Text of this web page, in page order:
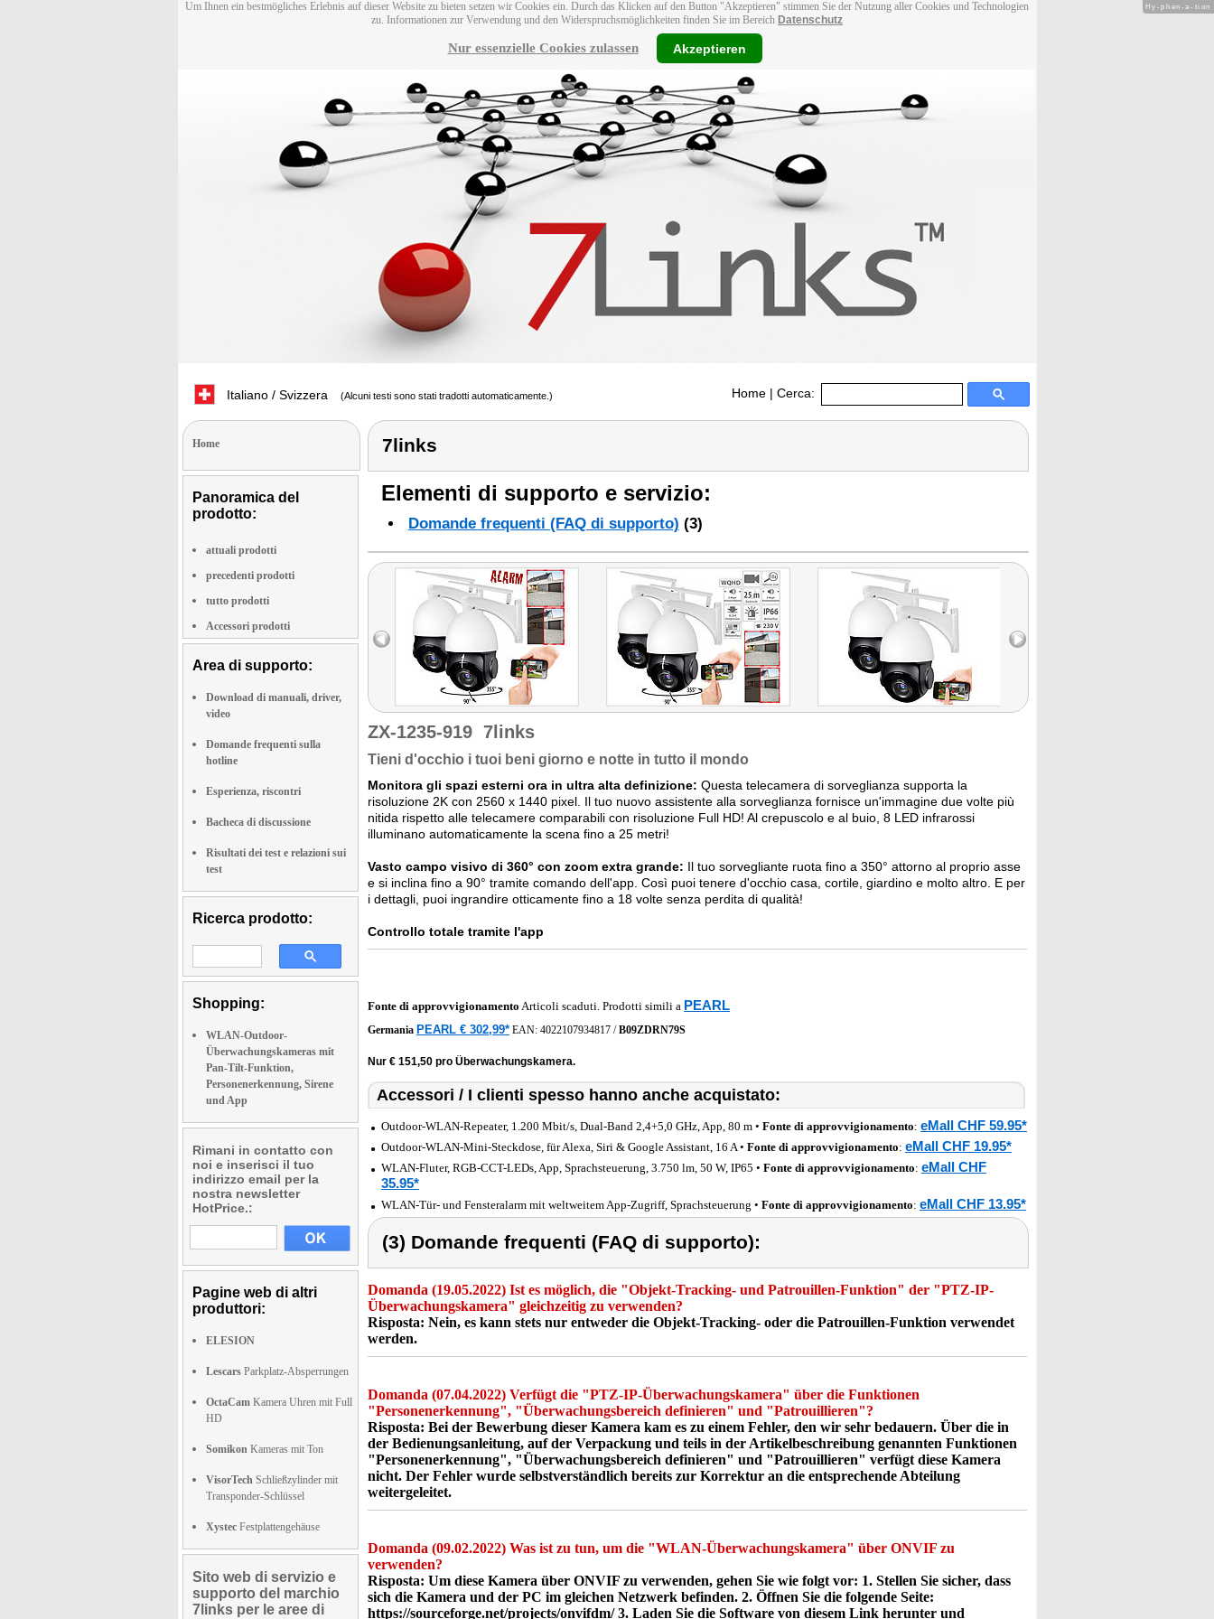
Um Ihnen ein bestmögliches Erlebnis auf dieser Website zu bieten setzen wir Cookies ein. Durch das Klicken auf den Button "Akzeptieren" stimmen Sie der Nutzung aller Cookies und Technologien
zu. Informationen zur Verwendung und den Widerspruchsmöglichkeiten finden Sie im Bereich Datenschutz
Nur essenzielle Cookies zulassen Akzeptieren
Italiano / Svizzera (Alcuni testi sono stati tradotti automaticamente.) Home | Cerca:
Home
Panoramica del
prodotto:
attuali prodotti
precedenti prodotti
tutto prodotti
Accessori prodotti
Area di supporto:
Download di manuali, driver,
video
Domande frequenti sulla
hotline
Esperienza, riscontri
Bacheca di discussione
Risultati dei test e relazioni sui
test
Ricerca prodotto:
Shopping:
WLAN-Outdoor-
Überwachungskameras mit
Pan-Tilt-Funktion,
Personenerkennung, Sirene
und App
Rimani in contatto con
noi e inserisci il tuo
indirizzo email per la
nostra newsletter
HotPrice.:
Pagine web di altri
produttori:
ELESION
Lescars Parkplatz-Absperrungen
OctaCam Kamera Uhren mit Full
HD
Somikon Kameras mit Ton
VisorTech Schließzylinder mit
Transponder-Schlüssel
Xystec Festplattengehäuse
Sito web di servizio e
supporto del marchio
7links per le aree di
7links
Elementi di supporto e servizio:
Domande frequenti (FAQ di supporto) (3)
ZX-1235-919 7links
Tieni d'occhio i tuoi beni giorno e notte in tutto il mondo
Monitora gli spazi esterni ora in ultra alta definizione: Questa telecamera di sorveglianza supporta la
risoluzione 2K con 2560 x 1440 pixel. Il tuo nuovo assistente alla sorveglianza fornisce un'immagine due volte più
nitida rispetto alle telecamere comparabili con risoluzione Full HD! Al crepuscolo e al buio, 8 LED infrarossi
illuminano automaticamente la scena fino a 25 metri!
Vasto campo visivo di 360° con zoom extra grande: Il tuo sorvegliante ruota fino a 350° attorno al proprio asse
e si inclina fino a 90° tramite comando dell'app. Così puoi tenere d'occhio casa, cortile, giardino e molto altro. E per
i dettagli, puoi ingrandire otticamente fino a 18 volte senza perdita di qualità!
Controllo totale tramite l'app
Fonte di approvvigionamento Articoli scaduti. Prodotti simili a PEARL
Germania PEARL € 302,99* EAN: 4022107934817 /B09ZDRN79S
Nur € 151,50 pro Überwachungskamera.
Accessori / I clienti spesso hanno anche acquistato:
Outdoor-WLAN-Repeater, 1.200 Mbit/s, Dual-Band 2,4+5,0 GHz, App, 80 m • Fonte di approvvigionamento: eMall CHF 59.95*
Outdoor-WLAN-Mini-Steckdose, für Alexa, Siri & Google Assistant, 16 A • Fonte di approvvigionamento: eMall CHF 19.95*
WLAN-Fluter, RGB-CCT-LEDs, App, Sprachsteuerung, 3.750 lm, 50 W, IP65 • Fonte di approvvigionamento: eMall CHF
35.95*
WLAN-Tür- und Fensteralarm mit weltweitem App-Zugriff, Sprachsteuerung • Fonte di approvvigionamento: eMall CHF 13.95*
(3) Domande frequenti (FAQ di supporto):
Domanda (19.05.2022) Ist es möglich, die "Objekt-Tracking- und Patrouillen-Funktion" der "PTZ-IP-
Überwachungskamera" gleichzeitig zu verwenden?
Risposta: Nein, es kann stets nur entweder die Objekt-Tracking- oder die Patrouillen-Funktion verwendet
werden.
Domanda (07.04.2022) Verfügt die "PTZ-IP-Überwachungskamera" über die Funktionen
"Personenerkennung", "Überwachungsbereich definieren" und "Patrouillieren"?
Risposta: Bei der Bewerbung dieser Kamera kam es zu einem Fehler, den wir sehr bedauern. Über die in
der Bedienungsanleitung, auf der Verpackung und teils in der Artikelbeschreibung genannten Funktionen
"Personenerkennung", "Überwachungsbereich definieren" und "Patrouillieren" verfügt diese Kamera
nicht. Der Fehler wurde selbstverständlich bereits zur Korrektur an die entsprechende Abteilung
weitergeleitet.
Domanda (09.02.2022) Was ist zu tun, um die "WLAN-Überwachungskamera" über ONVIF zu
verwenden?
Risposta: Um diese Kamera über ONVIF zu verwenden, gehen Sie wie folgt vor: 1. Stellen Sie sicher, dass
sich die Kamera und der PC im gleichen Netzwerk befinden. 2. Öffnen Sie die folgende Seite:
https://sourceforge.net/projects/onvifdm/ 3. Laden Sie die Software von diesem Link herunter und
Hy-phen-a-tion